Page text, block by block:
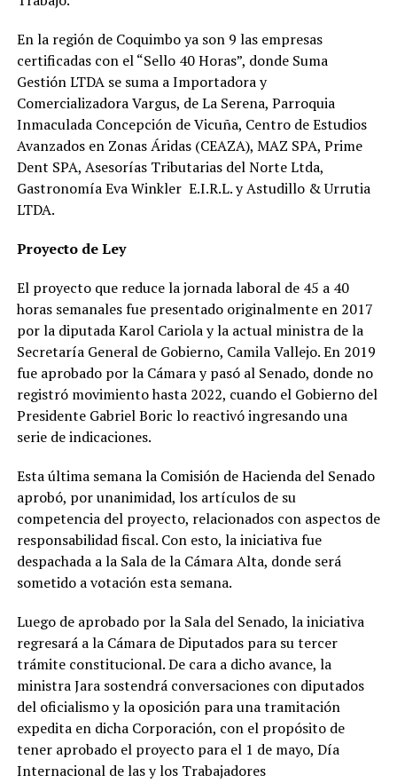
En la región de Coquimbo ya son 9 las empresas
certificadas con el “Sello 40 Horas”, donde Suma
Gestión LTDA se suma a Importadora y
Comercializadora Vargus, de La Serena, Parroquia
Inmaculada Concepción de Vicuña, Centro de Estudios
Avanzados en Zonas Áridas (CEAZA), MAZ SPA, Prime
Dent SPA, Asesorías Tributarias del Norte Ltda,
Gastronomía Eva Winkler E.I.R.L. y Astudillo & Urrutia
LTDA.
Proyecto de Ley
El proyecto que reduce la jornada laboral de 45 a 40
horas semanales fue presentado originalmente en 2017
por la diputada Karol Cariola y la actual ministra de la
Secretaría General de Gobierno, Camila Vallejo. En 2019
fue aprobado por la Cámara y pasó al Senado, donde no
registró movimiento hasta 2022, cuando el Gobierno del
Presidente Gabriel Boric lo reactivó ingresando una
serie de indicaciones.
Esta última semana la Comisión de Hacienda del Senado
aprobó, por unanimidad, los artículos de su
competencia del proyecto, relacionados con aspectos de
responsabilidad fiscal. Con esto, la iniciativa fue
despachada a la Sala de la Cámara Alta, donde será
sometido a votación esta semana.
Luego de aprobado por la Sala del Senado, la iniciativa
regresará a la Cámara de Diputados para su tercer
trámite constitucional. De cara a dicho avance, la
ministra Jara sostendrá conversaciones con diputados
del oficialismo y la oposición para una tramitación
expedita en dicha Corporación, con el propósito de
tener aprobado el proyecto para el 1 de mayo, Día
Internacional de las y los Trabajadores